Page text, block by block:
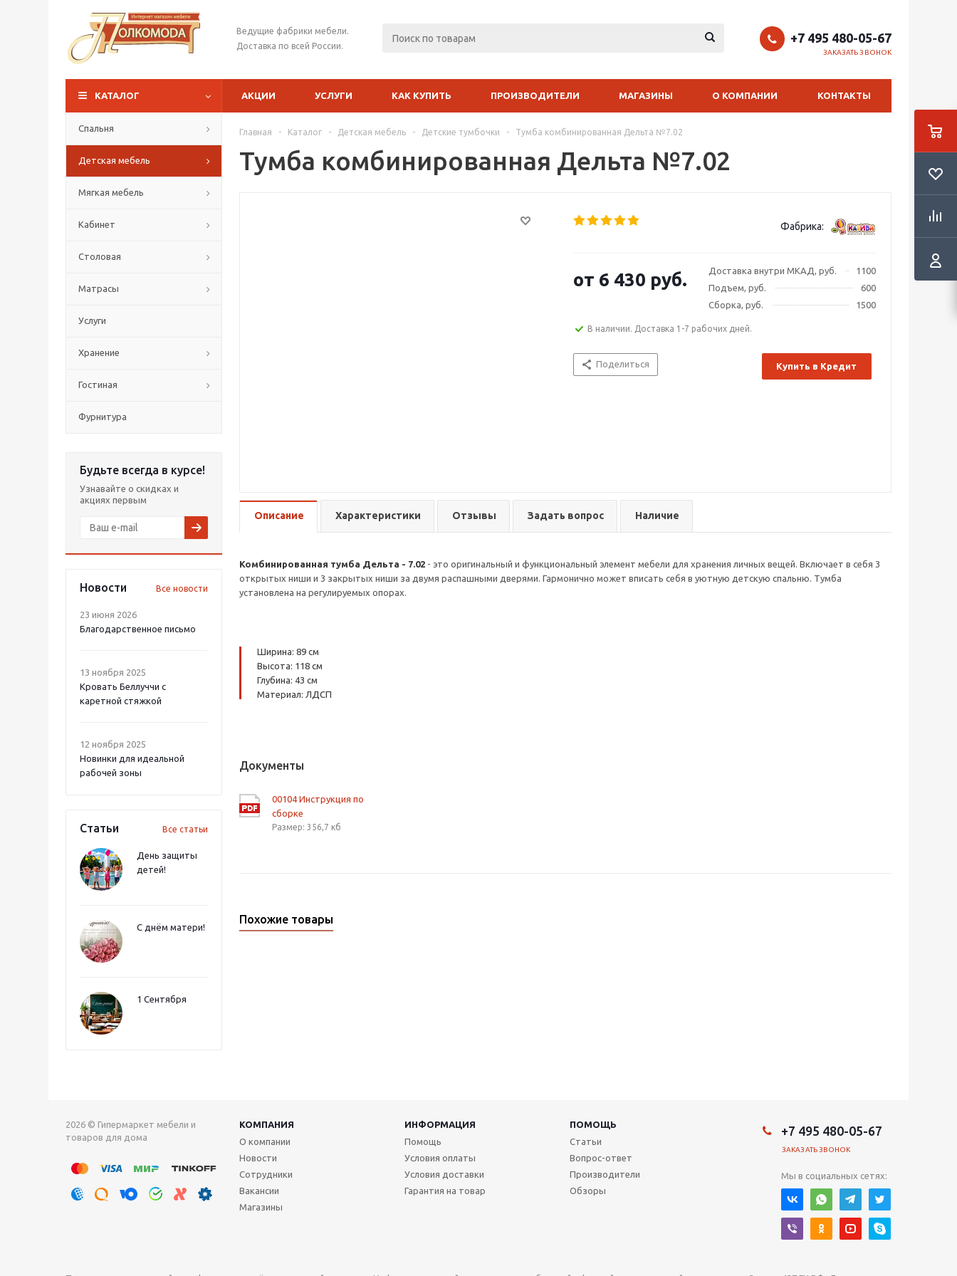
Ведущие фабрики мебели.
Доставка по всей России.
+7 495 480-05-67
ЗАКАЗАТЬ ЗВОНОК
КАТАЛОГ АКЦИИ УСЛУГИ КАК КУПИТЬ ПРОИЗВОДИТЕЛИ МАГАЗИНЫ О КОМПАНИИ КОНТАКТЫ
Спальня
Детская мебель
Мягкая мебель
Кабинет
Столовая
Матрасы
Услуги
Хранение
Гостиная
Фурнитура
Будьте всегда в курсе!
Узнавайте о скидках и
акциях первым
Новости Все новости
23 июня 2026
Благодарственное письмо
13 ноября 2025
Кровать Беллуччи с
каретной стяжкой
12 ноября 2025
Новинки для идеальной
рабочей зоны
Статьи Все статьи
День защиты
детей!
С днём матери!
1 Сентября
Главная - Каталог - Детская мебель - Детские тумбочки - Тумба комбинированная Дельта №7.02
Тумба комбинированная Дельта №7.02
Фабрика:
Доставка внутри МКАД, руб.
1100
Подъем, руб.
600
Сборка, руб.
1500
от 6 430 руб.
В наличии. Доставка 1-7 рабочих дней.
Поделиться Купить в Кредит
Описание Характеристики Отзывы Задать вопрос Наличие
Комбинированная тумба Дельта - 7.02 - это оригинальный и функциональный элемент мебели для хранения личных вещей. Включает в себя 3
открытых ниши и 3 закрытых ниши за двумя распашными дверями. Гармонично может вписать себя в уютную детскую спальню. Тумба
установлена на регулируемых опорах.
Ширина: 89 см
Высота: 118 см
Глубина: 43 см
Материал: ЛДСП
Документы
00104 Инструкция по
сборке
Размер: 356,7 кб
Похожие товары
2026 © Гипермаркет мебели и
товаров для дома
КОМПАНИЯ ИНФОРМАЦИЯ
ПОМОЩЬ
О компании
Новости
Сотрудники
Вакансии
Магазины
Помощь
Условия оплаты
Условия доставки
Гарантия на товар
Статьи
Вопрос-ответ
Производители
Обзоры
+7 495 480-05-67
ЗАКАЗАТЬ ЗВОНОК
Мы в социальных сетях: